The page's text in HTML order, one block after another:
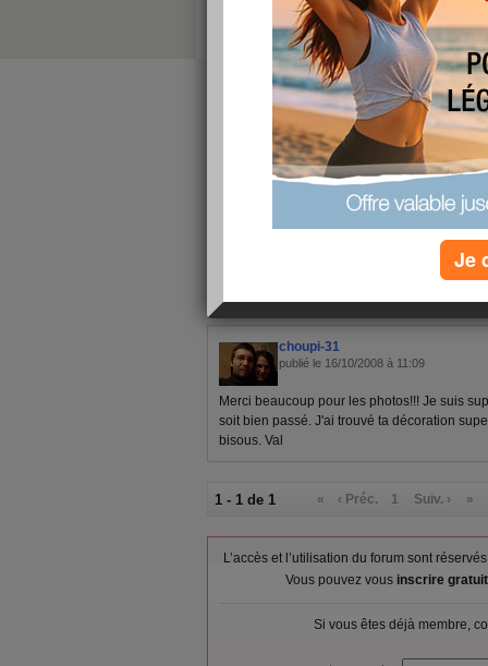
La petite fête était super, on a eu un
chance pour mi-octobre!!!
Je vais mettre les photos sur mon
c'est moins pratique mais au moins
Gros bisous les filles
Suiv. › »
choupi-31
publié le 16/10/2008 à 11:09
Merci beaucoup pour les photos!!! Je suis
soit bien passé. J'ai trouvé ta décoration
bisous. Val
1 - 1 de 1 « ‹ Préc. 1 Suiv. › »
L’accès et l’utilisation du forum sont
Vous pouvez vous inscrire
Si vous êtes déjà membre,
Je